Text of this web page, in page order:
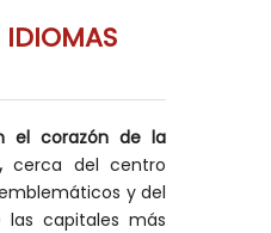
IDIOMAS
el corazón de la
cerca del centro
y del
las capitales más